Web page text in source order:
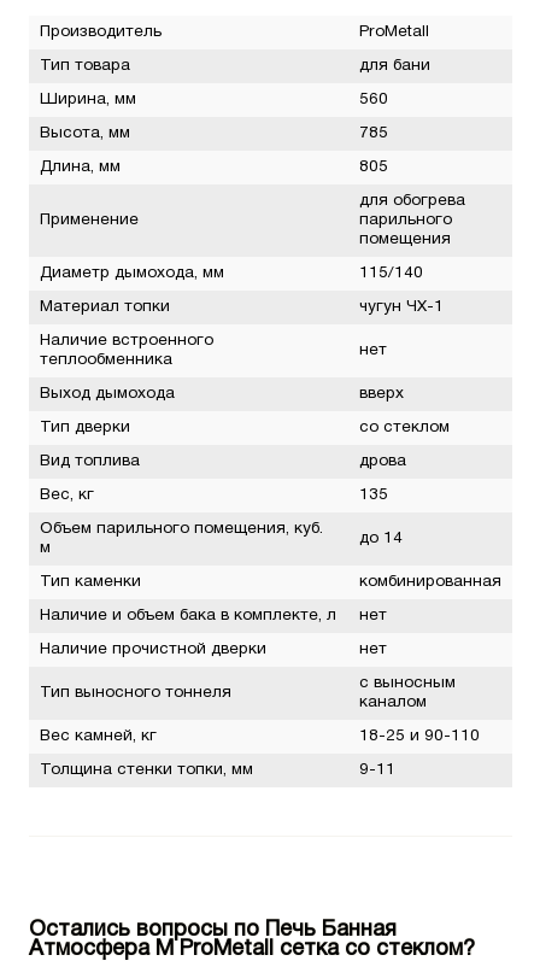
Производитель ProMetall
Тип товара для бани
Ширина, мм 560
Высота, мм 785
Длина, мм 805
Применение
для обогрева
парильного
помещения
Диаметр дымохода, мм 115/140
Материал топки чугун ЧХ-1
Наличие встроенного
теплообменника
нет
Выход дымохода вверх
Тип дверки со стеклом
Вид топлива дрова
Вес, кг 135
Объем парильного помещения, куб.
м
до 14
Тип каменки комбинированная
Наличие и объем бака в комплекте, л нет
Наличие прочистной дверки нет
Тип выносного тоннеля
с выносным
каналом
Вес камней, кг 18-25 и 90-110
Толщина стенки топки, мм 9-11
Остались вопросы по Печь Банная
Атмосфера М ProMetall сетка со стеклом?